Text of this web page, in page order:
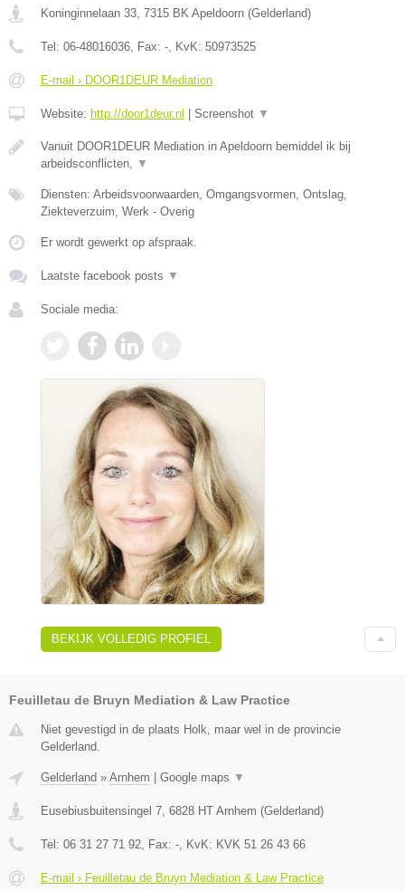
Koninginnelaan 33 7315 BK Apeldoorn (Gelderland)
Tel: 06-48016036 , Fax: - , KvK: 50973525
E-mail › DOOR1DEUR Mediation
Website: http://door1deur.nl Screenshot ▼
Vanuit DOOR1DEUR Mediation in Apeldoorn bemiddel ik bij
arbeidsconflicten,
▼
Diensten: Arbeidsvoorwaarden, Omgangsvormen, Ontslag,
Ziekteverzuim, Werk - Overig
Er wordt gewerkt op afspraak.
Laatste facebook posts ▼
Sociale media:
BEKIJK VOLLEDIG PROFIEL
Feuilletau de Bruyn Mediation & Law Practice
Niet gevestigd in de plaats Holk, maar wel in de provincie
Gelderland.
Gelderland » Arnhem Google maps ▼
Eusebiusbuitensingel 7 6828 HT Arnhem (Gelderland)
Tel: 06 31 27 71 92 , Fax: - , KvK: KVK 51 26 43 66
E-mail › Feuilletau de Bruyn Mediation & Law Practice